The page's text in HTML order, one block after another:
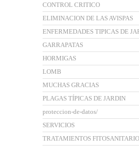
CONTROL CRITICO
ELIMINACION DE LAS AVISPAS
ENFERMEDADES TIPICAS DE
GARRAPATAS
HORMIGAS
LOMB
MUCHAS GRACIAS
PLAGAS TÍPICAS DE JARDIN
proteccion-de-datos/
SERVICIOS
TRATAMIENTOS